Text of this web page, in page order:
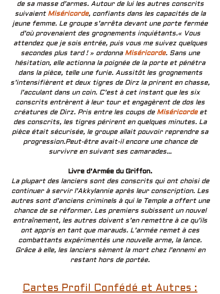
de sa masse d’armes. Autour de lui les autres conscrits
suivaient Miséricorde, confiants dans les capacités de la
jeune femme. Le groupe s’arrêta devant une porte fermée
d’où provenaient des grognements inquiétants.« Vous
attendez que je sois entrée, puis vous me suivez quelques
secondes plus tard ! » ordonna Miséricorde. Sans une
hésitation, elle actionna la poignée de la porte et pénétra
dans la pièce, telle une furie. Aussitôt les grognements
s’intensifièrent et deux tigres de Dirz la prirent en chasse,
l’acculant dans un coin. C’est à cet instant que les six
conscrits entrèrent à leur tour et engagèrent de dos les
créatures de Dirz. Pris entre les coups de Miséricordeet
des conscrits, les tigres périrent en quelques minutes. La
pièce était sécurisée, le groupe allait pouvoir reprendre sa
progression.Peut-être avait-il encore une chance de
survivre en suivant ses camarades…
Livre d’Armée du Griffon.
La plupart des lanciers sont des conscrits qui ont choisi de
continuer à servir l’Akkylannie après leur conscription. Les
autres sont d’anciens criminels à qui le Temple a offert une
chance de se réformer. Les premiers subissent un nouvel
entraînement, les autres doivent s’en remettre à ce qu’ils
ont appris en tant que marauds. L’armée remet à ces
combattants expérimentés une nouvelle arme, la lance.
Grâce à elle, les lanciers sèment la mort chez l’ennemi en
restant hors de portée.
Cartes Profil Confédé et Autres :